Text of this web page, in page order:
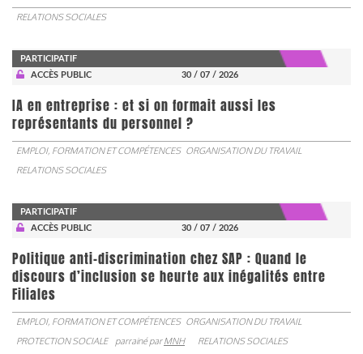
RELATIONS SOCIALES
PARTICIPATIF
ACCÈS PUBLIC
30 / 07 / 2026
IA en entreprise : et si on formait aussi les
représentants du personnel ?
EMPLOI, FORMATION ET COMPÉTENCES ORGANISATION DU TRAVAIL
RELATIONS SOCIALES
PARTICIPATIF
ACCÈS PUBLIC
30 / 07 / 2026
Politique anti-discrimination chez SAP : Quand le
discours d’inclusion se heurte aux inégalités entre
Filiales
EMPLOI, FORMATION ET COMPÉTENCES ORGANISATION DU TRAVAIL
PROTECTION SOCIALE
parrainé parMNH RELATIONS SOCIALES